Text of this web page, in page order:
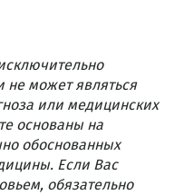
может являться
или медицинских
основаны на
обоснованных
Если Вас
обязательно